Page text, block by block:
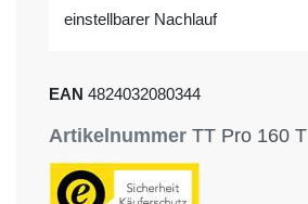
einstellbarer Nachlauf
EAN 4824032080344
Artikelnummer TT Pro 160 T